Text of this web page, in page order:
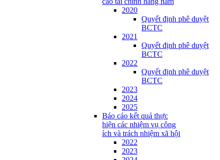
2020
Quyết định phê duyệt
BCTC
2021
Quyết định phê duyệt
BCTC
2022
Quyết định phê duyệt
BCTC
2023
2024
2025
Báo cáo kết quả thực
hiện các nhiệm vụ công
ích và trách nhiệm xã hội
2022
2023